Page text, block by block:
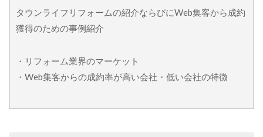
タウンライフリフォームの紹介ならびにWeb集客から成約
獲得のための事例紹介
・リフォーム業界のマーケット
・Web集客からの成約率が高い会社・低い会社の特徴